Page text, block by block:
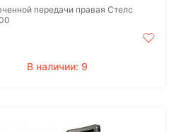
передачи правая Стелс
В наличии: 9